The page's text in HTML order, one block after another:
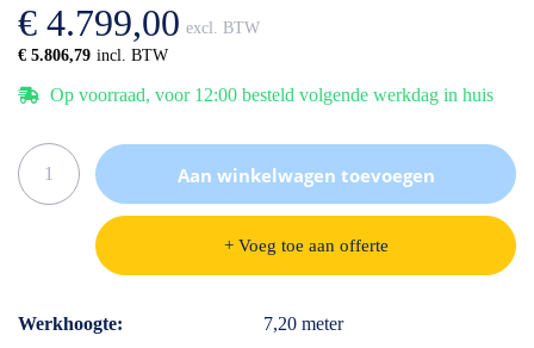
gallerij
€ 5.806,79
€ 4.799,00
Op voorraad, voor 12:00 besteld volgende werkdag in huis
Aan winkelwagen toevoegen
+ Voeg toe aan offerte
Specificaties
Werkhoogte
7,20 meter